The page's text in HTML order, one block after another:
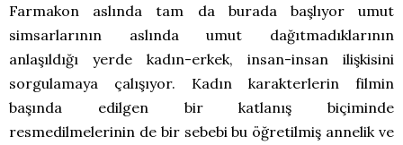
Farmakon aslında tam da burada başlıyor umut
simsarlarının aslında umut dağıtmadıklarının
anlaşıldığı yerde kadın-erkek, insan-insan ilişkisini
sorgulamaya çalışıyor. Kadın karakterlerin filmin
başında edilgen bir katlanış biçiminde
resmedilmelerinin de bir sebebi bu öğretilmiş annelik ve